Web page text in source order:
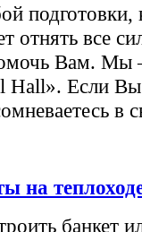
подготовки,
отнять все
Вам. Мы
Hall». Если Вы
в
на
банкет